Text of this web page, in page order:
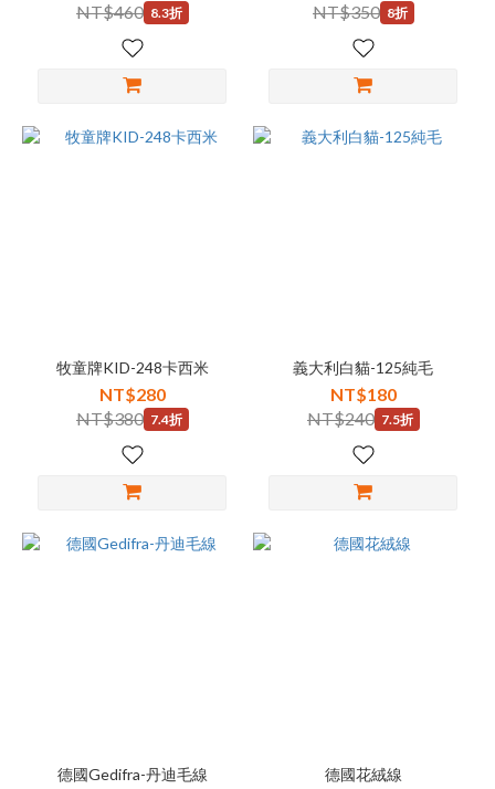
NT$460 8.3折
NT$350 8折
牧童牌KID-248卡西米
NT$280
NT$380 7.4折
義大利白貓-125純毛
NT$180
NT$240 7.5折
德國Gedifra-丹迪毛線 德國花絨線